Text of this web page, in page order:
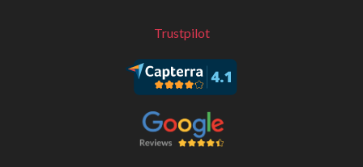
Trustpilot